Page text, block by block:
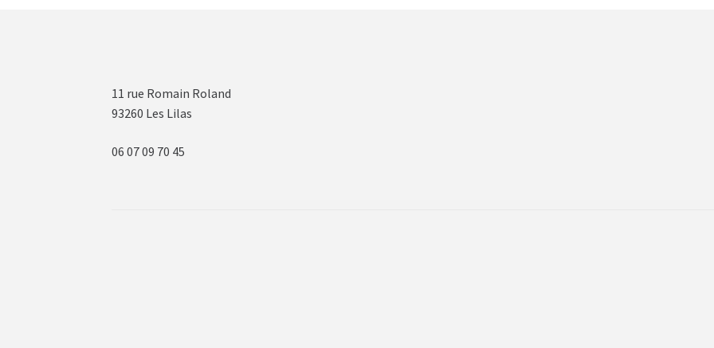
11 rue Romain Roland
93260 Les Lilas
06 07 09 70 45